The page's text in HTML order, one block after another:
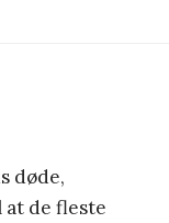
døde,
at de fleste